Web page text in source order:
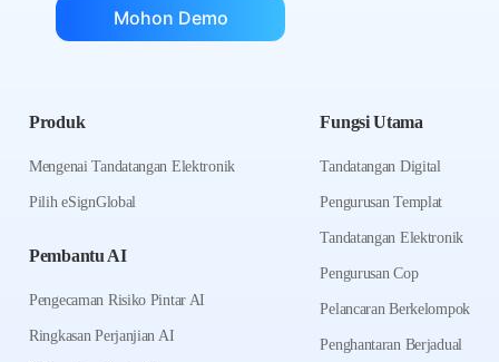
Mohon Demo
Produk
Mengenai Tandatangan Elektronik
Pilih eSignGlobal
Pembantu AI
Pengecaman Risiko Pintar AI
Ringkasan Perjanjian AI
Fungsi Utama
Tandatangan Digital
Pengurusan Templat
Tandatangan Elektronik
Pengurusan Cop
Pelancaran Berkelompok
Penghantaran Berjadual